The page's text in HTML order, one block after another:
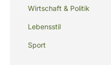
Wirtschaft & Politik
Lebensstil
Sport